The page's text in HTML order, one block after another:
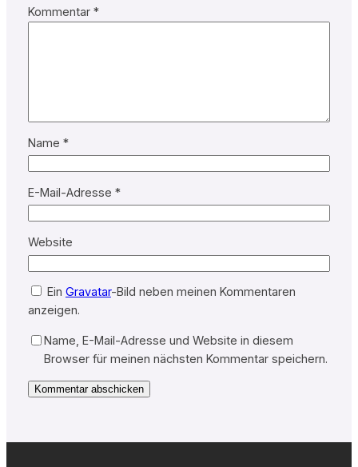
Kommentar *
Name *
E-Mail-Adresse *
Website
Ein Gravatar-Bild neben meinen Kommentaren
anzeigen.
Name, E-Mail-Adresse und Website in diesem
Browser für meinen nächsten Kommentar speichern.